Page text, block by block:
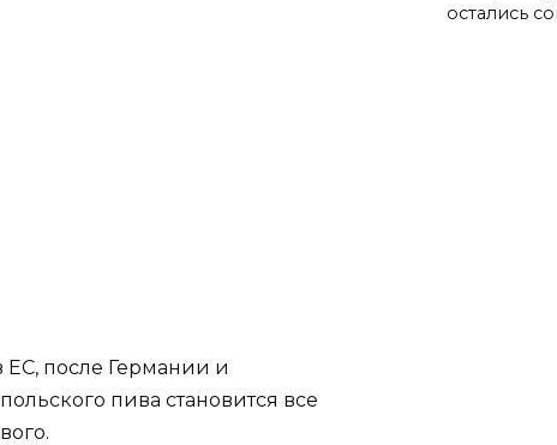
после Германии и
пива становится все
остались